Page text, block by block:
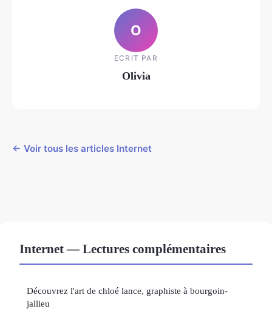
O
ECRIT PAR
Olivia
← Voir tous les articles Internet
Internet — Lectures complémentaires
Découvrez l'art de chloé lance, graphiste à bourgoin-
jallieu